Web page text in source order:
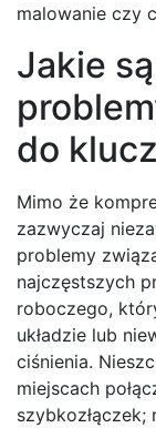
malowanie czy
Jakie
do
Mimo że
zazwyczaj
problemy
najczęstszych
roboczego,
układzie lub
ciśnienia.
miejscach